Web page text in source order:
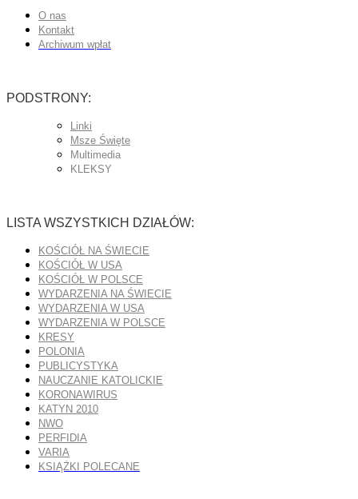
O nas
Kontakt
Archiwum wpłat
PODSTRONY:
Linki
Msze Święte
Multimedia
KLEKSY
LISTA WSZYSTKICH DZIAŁÓW:
KOŚCIÓŁ NA ŚWIECIE
KOŚCIÓŁ W USA
KOŚCIÓŁ W POLSCE
WYDARZENIA NA ŚWIECIE
WYDARZENIA W USA
WYDARZENIA W POLSCE
KRESY
POLONIA
PUBLICYSTYKA
NAUCZANIE KATOLICKIE
KORONAWIRUS
KATYN 2010
NWO
PERFIDIA
VARIA
KSIĄŻKI POLECANE